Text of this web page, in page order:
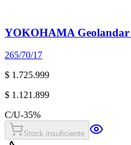
YOKOHAMA Geolandar
265/70/17
$ 1.725.999
$ 1.121.899
C/U-35%
Stock insuficiente